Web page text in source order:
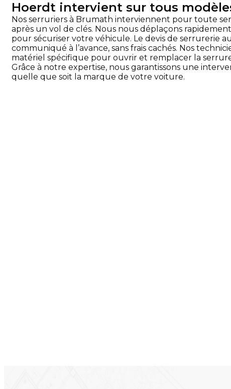
Hoerdt intervient sur tous
Nos serruriers à Brumath interviennent pour toute
après un vol de clés. Nous nous déplaçons
pour sécuriser votre véhicule. Le devis de serrurerie
communiqué à l’avance, sans frais cachés. Nos
matériel spécifique pour ouvrir et remplacer la
Grâce à notre expertise, nous garantissons une
quelle que soit la marque de votre voiture.